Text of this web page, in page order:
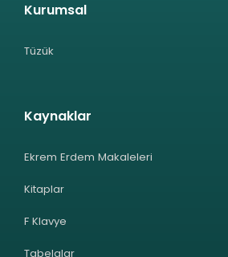
Kurumsal
Tüzük
Kaynaklar
Ekrem Erdem Makaleleri
Kitaplar
F Klavye
Tabelalar